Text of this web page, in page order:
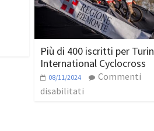
Più di 400 iscritti per Turin
International Cyclocross
08/11/2024
Commenti
disabilitati